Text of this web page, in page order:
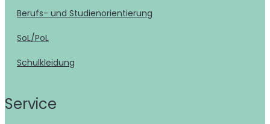
Berufs- und Studienorientierung
SoL/PoL
Schulkleidung
Service